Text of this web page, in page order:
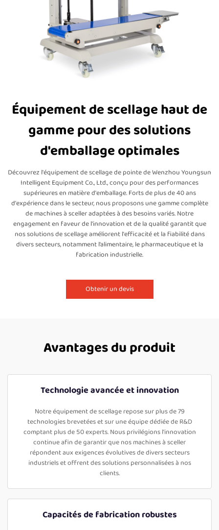
Équipement de scellage haut de
gamme pour des solutions
d'emballage optimales
Découvrez l'équipement de scellage de pointe de Wenzhou Youngsun
Intelligent Equipment Co., Ltd., conçu pour des performances
supérieures en matière d'emballage. Forts de plus de 40 ans
d'expérience dans le secteur, nous proposons une gamme complète
de machines à sceller adaptées à des besoins variés. Notre
engagement en faveur de l'innovation et de la qualité garantit que
nos solutions de scellage améliorent l'efficacité et la fiabilité dans
divers secteurs, notamment l’alimentaire, le pharmaceutique et la
fabrication industrielle.
Obtenir un devis
Avantages du produit
Technologie avancée et innovation
Notre équipement de scellage repose sur plus de 79
technologies brevetées et sur une équipe dédiée de R&D
comptant plus de 50 experts. Nous privilégions l'innovation
continue afin de garantir que nos machines à sceller
répondent aux exigences évolutives de divers secteurs
industriels et offrent des solutions personnalisées à nos
clients.
Capacités de fabrication robustes